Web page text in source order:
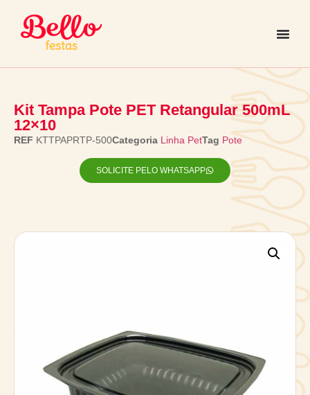
Kit Tampa Pote PET Retangular 500mL
12×10
REF KTTPAPRTP-500Categoria Linha PetTag Pote
SOLICITE PELO WHATSAPP